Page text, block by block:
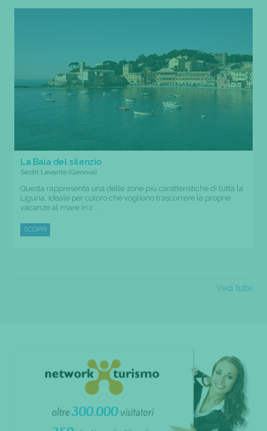
La Baia del silenzio
Sestri Levante (Genova)
Questa rappresenta una delle zone più caratteristiche di tutta la
Liguria, ideale per coloro che vogliono trascorrere le proprie
vacanze al mare in c...
SCOPRI
Vedi tutte